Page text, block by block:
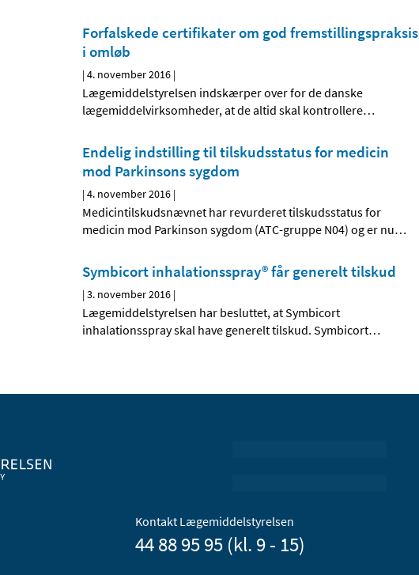
Forfalskede certifikater om god fremstillingspraksis
i omløb
|4. november 2016 |
Lægemiddelstyrelsen indskærper over for de danske
lægemiddelvirksomheder, at de altid skal kontrollere…
Endelig indstilling til tilskudsstatus for medicin
mod Parkinsons sygdom
|4. november 2016 |
Medicintilskudsnævnet har revurderet tilskudsstatus for
medicin mod Parkinson sygdom (ATC-gruppe N04) og er nu…
Symbicort inhalationsspray® får generelt tilskud
|3. november 2016 |
Lægemiddelstyrelsen har besluttet, at Symbicort
inhalationsspray skal have generelt tilskud. Symbicort…
Kontakt Lægemiddelstyrelsen
44 88 95 95 (kl. 9 - 15)